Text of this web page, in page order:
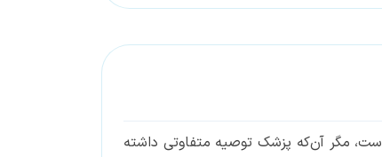
مگر آن‌که پزشک توصیه متفاوتی داشته